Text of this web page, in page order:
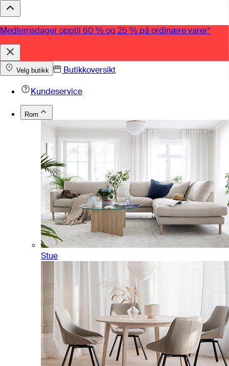
Medlemsdager opptil 60 % og 25 % på ordinære varer*
Velg butikk
Butikkoversikt
Kundeservice
Rom
Stue